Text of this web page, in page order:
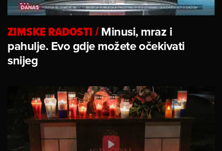
ZIMSKE RADOSTI/Minusi, mraz i
pahulje. Evo gdje možete očekivati
snijeg